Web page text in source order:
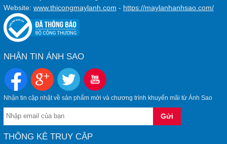
Website: www.thicongmaylanh.com - https://maylanhanhsao.com/
NHẬN TIN ÁNH SAO
Nhận tin cập nhật về sản phẩm mới và chương trình khuyến mãi từ Ánh Sao
THỐNG KÊ TRUY CẬP